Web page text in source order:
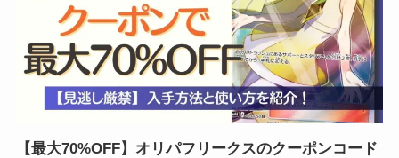
【最大70%OFF】オリパフリークスのクーポンコード